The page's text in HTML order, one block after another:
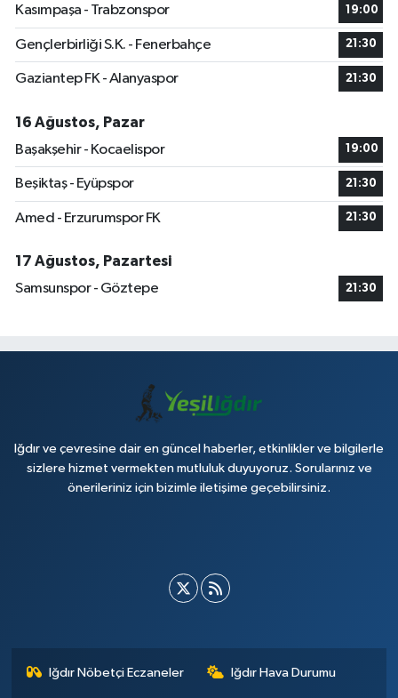
Kasımpaşa - Trabzonspor 19:00
Gençlerbirliği S.K. - Fenerbahçe 21:30
Gaziantep FK - Alanyaspor 21:30
16 Ağustos, Pazar
Başakşehir - Kocaelispor
19:00
Beşiktaş - Eyüpspor 21:30
Amed - Erzurumspor FK 21:30
17 Ağustos, Pazartesi
Samsunspor - Göztepe
21:30
Iğdır ve çevresine dair en güncel haberler, etkinlikler ve bilgilerle
sizlere hizmet vermekten mutluluk duyuyoruz. Sorularınız ve
önerileriniz için bizimle iletişime geçebilirsiniz.
Iğdır Nöbetçi Eczaneler Iğdır Hava Durumu